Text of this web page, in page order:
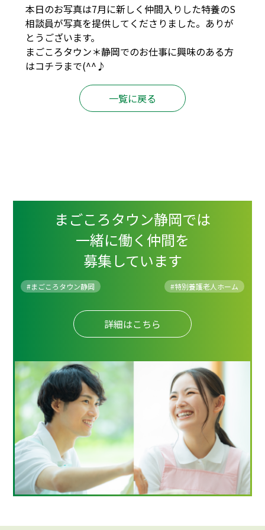
本日のお写真は7月に新しく仲間入りした特養のS
相談員が写真を提供してくださりました。ありが
とうございます。
まごころタウン＊静岡でのお仕事に興味のある方
はコチラ まで(^^♪
一覧に戻る
まごころタウン静岡では
一緒に働く仲間を
募集しています
#まごころタウン静岡 #特別養護老人ホーム
詳細はこちら